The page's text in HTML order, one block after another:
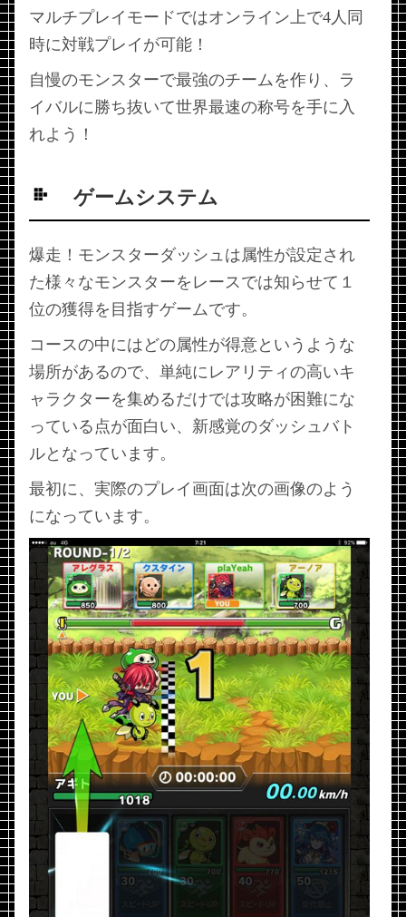
マルチプレイモードではオンライン上で4人同
時に対戦プレイが可能！
自慢のモンスターで最強のチームを作り、ラ
イバルに勝ち抜いて世界最速の称号を手に入
れよう！
ゲームシステム
爆走！モンスターダッシュは属性が設定され
た様々なモンスターをレースでは知らせて１
位の獲得を目指すゲームです。
コースの中にはどの属性が得意というような
場所があるので、単純にレアリティの高いキ
ャラクターを集めるだけでは攻略が困難にな
っている点が面白い、新感覚のダッシュバト
ルとなっています。
最初に、実際のプレイ画面は次の画像のよう
になっています。